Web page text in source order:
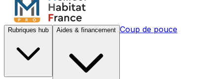
Rubriques hub Aides & financement Coup de pouce